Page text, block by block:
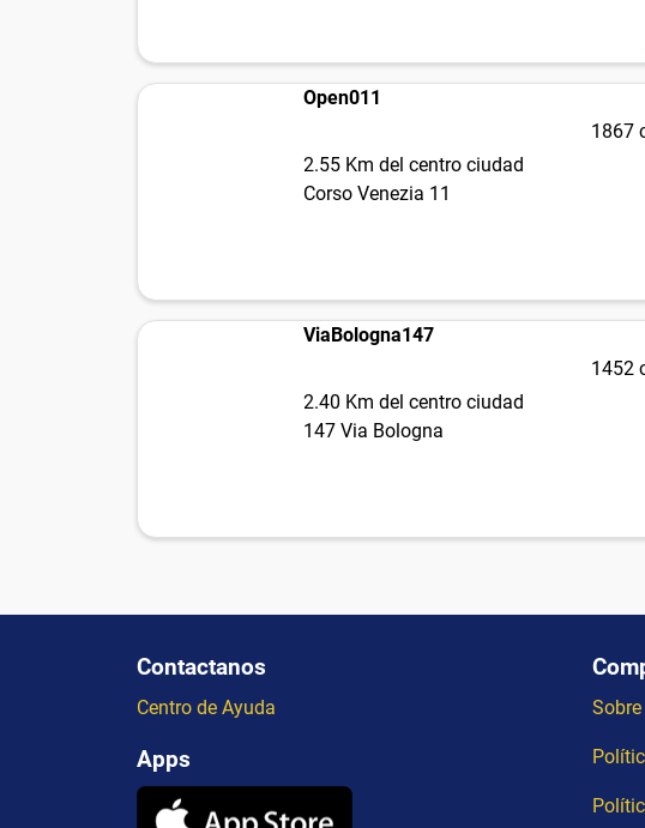
Open011
1867
2.55 Km del centro ciudad
Corso Venezia 11
ViaBologna147
1452
2.40 Km del centro ciudad
147 Via Bologna
Contactanos
Centro de Ayuda
Apps